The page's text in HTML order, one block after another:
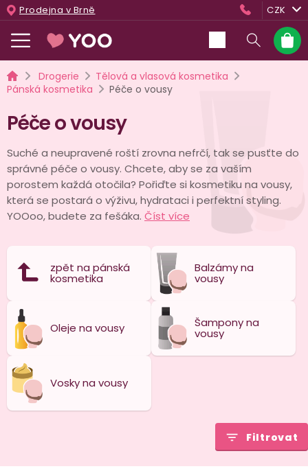
Přejít
na
obsah
Prodejna v Brně CZK
košík
DomůDrogerie
Tělová a vlasová kosmetika
Pánská kosmetika
Péče o vousy
Péče o vousy
Suché a neupravené roští zrovna nefrčí, tak se pusťte do
správné péče o vousy. Chcete, aby se za vaším
porostem každá otočila? Pořiďte si kosmetiku na vousy,
která se postará o výživu, hydrataci i perfektní styling.
YOOoo, budete za fešáka. Číst více
zpět na pánská
kosmetika
Balzámy na
vousy
Oleje na vousy Šampony na
vousy
Vosky na vousy
Filtrovat